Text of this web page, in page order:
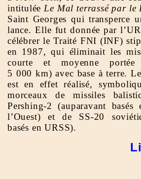
intitulée Le Mal terrassé par le
Saint Georges qui transperce
lance. Elle fut donnée par
célébrer le Traité FNI (INF)
en 1987, qui éliminait les
courte et moyenne
5 000 km) avec base à terre.
est en effet réalisé,
morceaux de missiles
Pershing-2 (auparavant basés
l’Ouest) et de SS-20
basés en URSS).